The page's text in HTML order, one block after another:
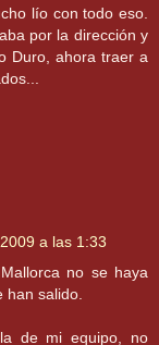
lío con todo eso.
por la dirección y
Duro, ahora traer a
a las 1:33
no se haya
salido.
de mi equipo, no